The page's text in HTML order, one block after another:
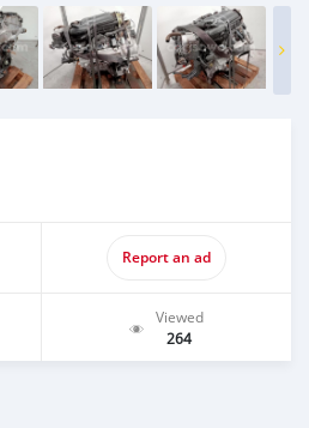
Report an ad
Viewed
264